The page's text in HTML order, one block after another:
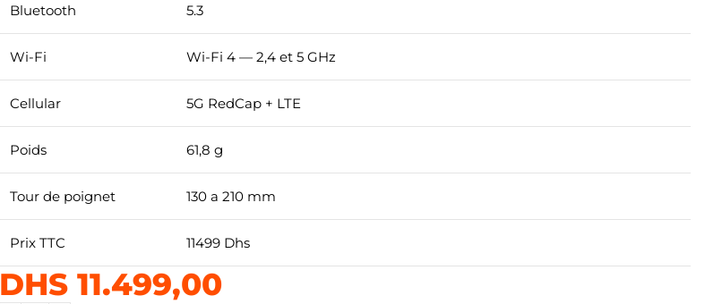
Bluetooth 5.3
Wi-Fi Wi-Fi 4 — 2,4 et 5 GHz
Cellular 5G RedCap + LTE
Poids 61,8 g
Tour de poignet 130 a 210 mm
Prix TTC 11499 Dhs
DHS 11.499,00